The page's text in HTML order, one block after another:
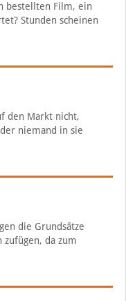
bestellten Film, ein
Stunden scheinen
den Markt nicht,
niemand in sie
die Grundsätze
zufügen, da zum